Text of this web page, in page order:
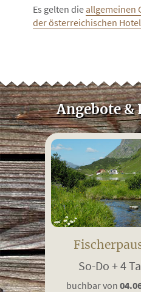
Es gelten die allgemeinen
der österreichischen
Angebote &
So-Do + 4
buchbar von